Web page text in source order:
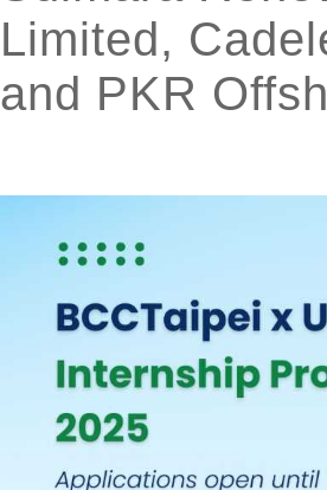
Limited,
and PKR